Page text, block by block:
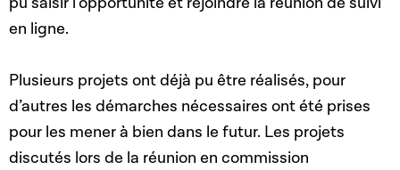
en ligne.
Plusieurs projets ont déjà pu être réalisés, pour
d’autres les démarches nécessaires ont été prises
pour les mener à bien dans le futur. Les projets
discutés lors de la réunion en commission